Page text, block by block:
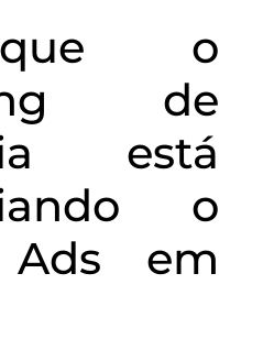
o
de
está
o
Ads em